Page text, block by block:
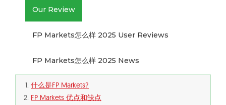
Our Review
FP Markets怎么样 2025 User Reviews
FP Markets怎么样 2025 News
什么是FP Markets?
FP Markets 优点和缺点